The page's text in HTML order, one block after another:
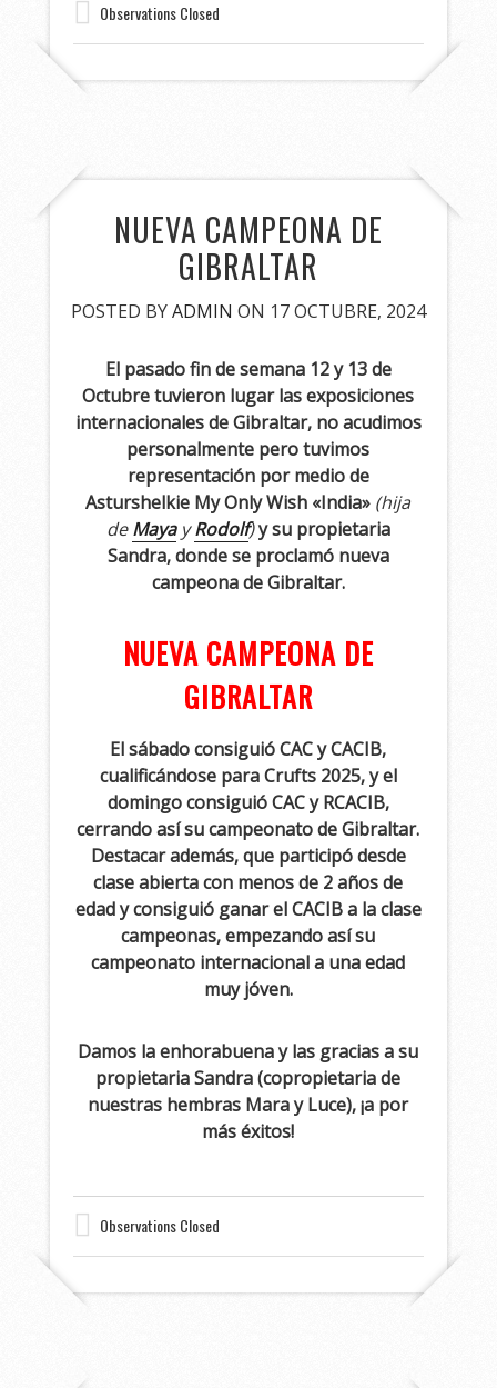
Observations Closed
NUEVA CAMPEONA DE
GIBRALTAR
POSTED BYADMIN ON 17 OCTUBRE, 2024
El pasado fin de semana 12 y 13 de
Octubre tuvieron lugar las exposiciones
internacionales de Gibraltar, no acudimos
personalmente pero tuvimos
representación por medio de
Asturshelkie My Only Wish «India» (hija
deMayayRodolf)y su propietaria
Sandra, donde se proclamó nueva
campeona de Gibraltar.
NUEVA CAMPEONA DE
GIBRALTAR
El sábado consiguió CAC y CACIB,
cualificándose para Crufts 2025, y el
domingo consiguió CAC y RCACIB,
cerrando así su campeonato de Gibraltar.
Destacar además, que participó desde
clase abierta con menos de 2 años de
edad y consiguió ganar el CACIB a la clase
campeonas, empezando así su
campeonato internacional a una edad
muy jóven.
Damos la enhorabuena y las gracias a su
propietaria Sandra (copropietaria de
nuestras hembras Mara y Luce), ¡a por
más éxitos!
Observations Closed